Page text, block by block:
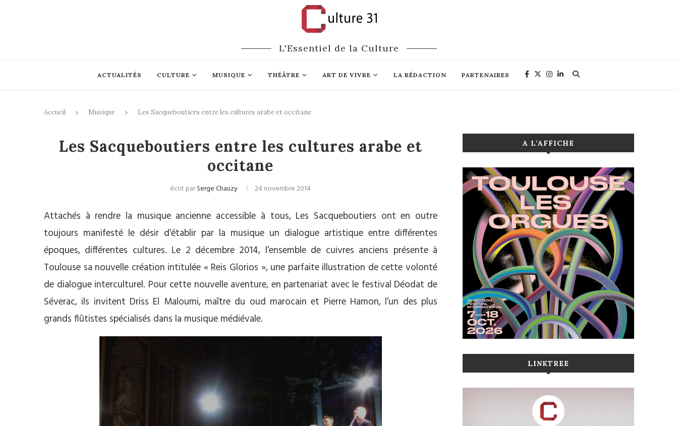
L'Essentiel de la Culture
ACTUALITÉS CULTURE MUSIQUE THÉÂTRE ART DE VIVRE LA RÉDACTION PARTENAIRES
Accueil Musique Les Sacqueboutiers entre les cultures arabe et occitane
Les Sacqueboutiers entre les cultures arabe et
occitane
écrit parSerge Chauzy 24 novembre 2014
Attachés à rendre la musique ancienne accessible à tous, Les Sacqueboutiers ont en outre
toujours manifesté le désir d’établir par la musique un dialogue artistique entre différentes
époques, différentes cultures. Le 2 décembre 2014, l’ensemble de cuivres anciens présente à
Toulouse sa nouvelle création intitulée « Reis Glorios », une parfaite illustration de cette volonté
de dialogue interculturel. Pour cette nouvelle aventure, en partenariat avec le festival Déodat de
Séverac, ils invitent Driss El Maloumi, maître du oud marocain et Pierre Hamon, l’un des plus
grands flûtistes spécialisés dans la musique médiévale.
A L’AFFICHE
LINKTREE